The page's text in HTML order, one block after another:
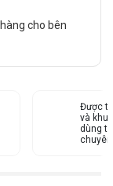
cho bên
Được
và
dùng từ